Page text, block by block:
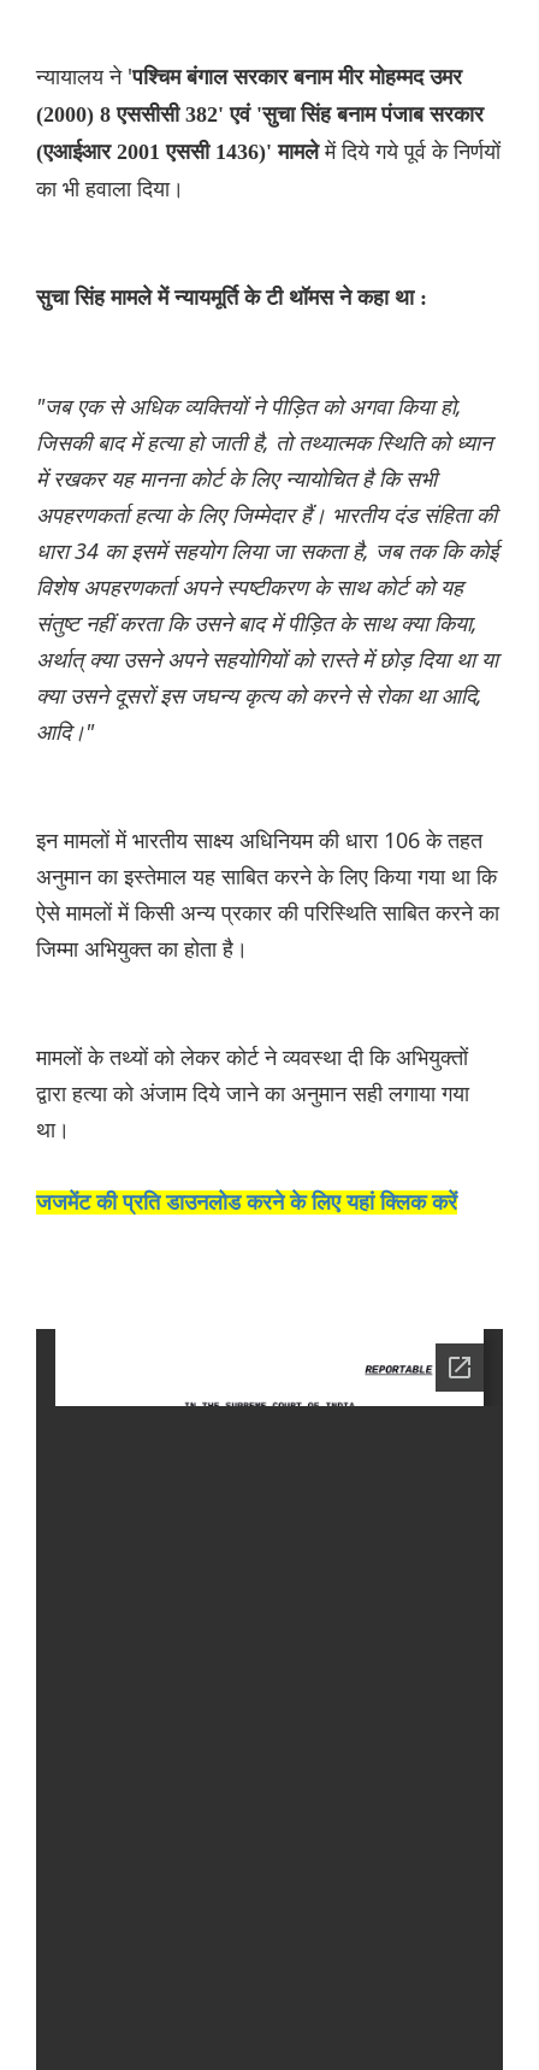
न्यायालय ने 'पश्चिम बंगाल सरकार बनाम मीर मोहम्मद उमर
(2000) 8 एससीसी 382' एवं 'सुचा सिंह बनाम पंजाब सरकार
(एआईआर 2001 एससी 1436)' मामलेमें दिये गये पूर्व के निर्णयों
का भी हवाला दिया।
सुचा सिंह मामले में न्यायमूर्ति के टी थॉमस ने कहा था :
"जब एक से अधिक व्यक्तियों ने पीड़ित को अगवा किया हो,
जिसकी बाद में हत्या हो जाती है, तो तथ्यात्मक स्थिति को ध्यान
में रखकर यह मानना कोर्ट के लिए न्यायोचित है कि सभी
अपहरणकर्ता हत्या के लिए जिम्मेदार हैं। भारतीय दंड संहिता की
धारा 34 का इसमें सहयोग लिया जा सकता है, जब तक कि कोई
विशेष अपहरणकर्ता अपने स्पष्टीकरण के साथ कोर्ट को यह
संतुष्ट नहीं करता कि उसने बाद में पीड़ित के साथ क्या किया,
अर्थात् क्या उसने अपने सहयोगियों को रास्ते में छोड़ दिया था या
क्या उसने दूसरों इस जघन्य कृत्य को करने से रोका था आदि,
आदि।"
इन मामलों में भारतीय साक्ष्य अधिनियम की धारा 106 के तहत
अनुमान का इस्तेमाल यह साबित करने के लिए किया गया था कि
ऐसे मामलों में किसी अन्य प्रकार की परिस्थिति साबित करने का
जिम्मा अभियुक्त का होता है।
मामलों के तथ्यों को लेकर कोर्ट ने व्यवस्था दी कि अभियुक्तों
द्वारा हत्या को अंजाम दिये जाने का अनुमान सही लगाया गया
था।
जजमेंट की प्रति डाउनलोड करने के लिए यहां क्लिक करें